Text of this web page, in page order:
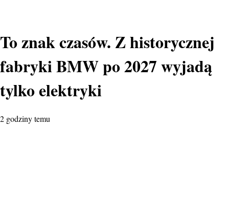
To znak czasów. Z historycznej
fabryki BMW po 2027 wyjadą
tylko elektryki
2 godziny temu